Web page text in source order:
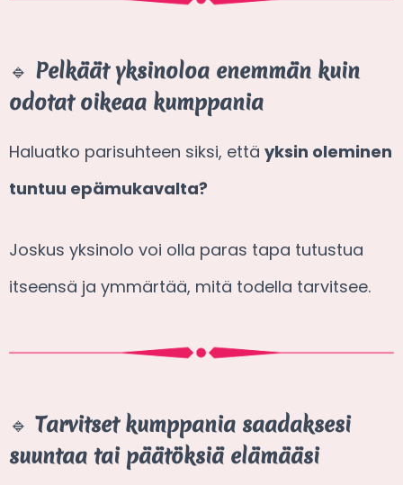
🔹 Pelkäät yksinoloa enemmän kuin
odotat oikeaa kumppania
Haluatko parisuhteen siksi, että yksin oleminen
tuntuu epämukavalta?
Joskus yksinolo voi olla paras tapa tutustua
itseensä ja ymmärtää, mitä todella tarvitsee.
🔹 Tarvitset kumppania saadaksesi
suuntaa tai päätöksiä elämääsi